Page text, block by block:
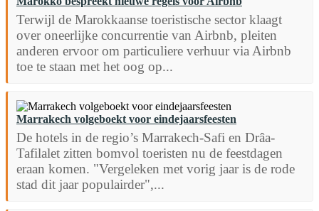
Terwijl de Marokkaanse toeristische sector klaagt
over oneerlijke concurrentie van Airbnb, pleiten
anderen ervoor om particuliere verhuur via Airbnb
toe te staan met het oog op...
Marrakech volgeboekt voor eindejaarsfeesten
De hotels in de regio’s Marrakech-Safi en Drâa-
Tafilalet zitten bomvol toeristen nu de feestdagen
eraan komen. "Vergeleken met vorig jaar is de rode
stad dit jaar populairder",...